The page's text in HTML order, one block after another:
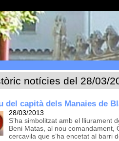
notícies del 28/03/
del capità dels Manaies de
28/03/2013
S’ha simbolitzat amb el lliurament
Beni Matas, al nou comandament,
cercavila que s’ha encetat al barri